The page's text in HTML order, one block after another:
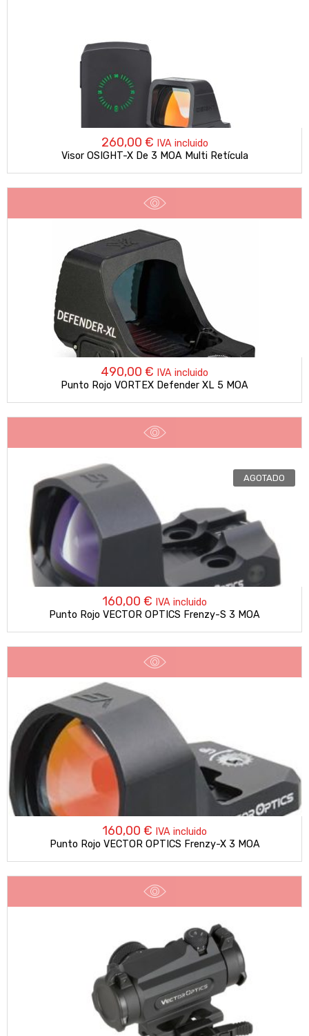
260,00 € IVA incluido
Visor OSIGHT-X De 3 MOA Multi Retícula
490,00 € IVA incluido
Punto Rojo VORTEX Defender XL 5 MOA
AGOTADO
160,00 € IVA incluido
Punto Rojo VECTOR OPTICS Frenzy-S 3 MOA
160,00 € IVA incluido
Punto Rojo VECTOR OPTICS Frenzy-X 3 MOA